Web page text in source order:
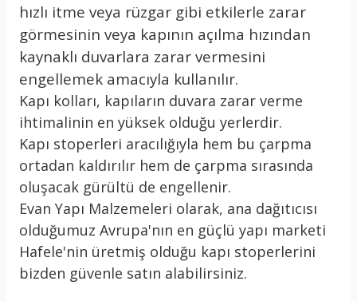
hızlı itme veya rüzgar gibi etkilerle zarar
görmesinin veya kapının açılma hızından
kaynaklı duvarlara zarar vermesini
engellemek amacıyla kullanılır.
Kapı kolları, kapıların duvara zarar verme
ihtimalinin en yüksek olduğu yerlerdir.
Kapı stoperleri aracılığıyla hem bu çarpma
ortadan kaldırılır hem de çarpma sırasında
oluşacak gürültü de engellenir.
Evan Yapı Malzemeleri olarak, ana dağıtıcısı
olduğumuz Avrupa'nın en güçlü yapı marketi
Hafele'nin üretmiş olduğu kapı stoperlerini
bizden güvenle satın alabilirsiniz.